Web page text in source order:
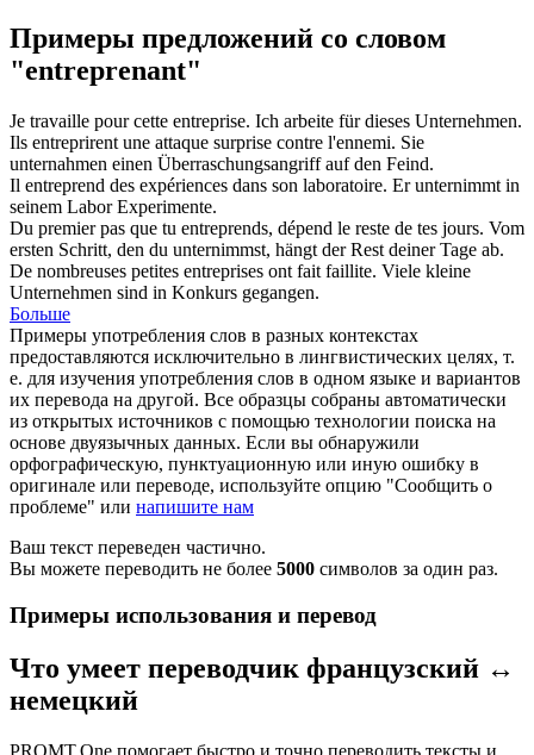
Примеры предложений со словом
"entreprenant"
Je travaille pour cette entreprise. Ich arbeite für dieses Unternehmen.
Ils entreprirent une attaque surprise contre l'ennemi. Sie
unternahmen einen Überraschungsangriff auf den Feind.
Il entreprend des expériences dans son laboratoire. Erunternimmt in
seinem Labor Experimente.
Du premier pas que tu entreprends, dépend le reste de tes jours. Vom
ersten Schritt, den du unternimmst, hängt der Rest deiner Tage ab.
De nombreuses petites entreprises ont fait faillite. Viele kleine
Unternehmen sind in Konkurs gegangen.
Больше
Примеры употребления слов в разных контекстах
предоставляются исключительно в лингвистических целях, т.
е. для изучения употребления слов в одном языке и вариантов
их перевода на другой. Все образцы собраны автоматически
из открытых источников с помощью технологии поиска на
основе двуязычных данных. Если вы обнаружили
орфографическую, пунктуационную или иную ошибку в
оригинале или переводе, используйте опцию "Сообщить о
проблеме" или напишите нам
Ваш текст переведен частично.
Вы можете переводить не более 5000 символов за один раз.
Примеры использования и перевод
Что умеет переводчик французский ↔
немецкий
PROMT.One помогает быстро и точно переводить тексты и